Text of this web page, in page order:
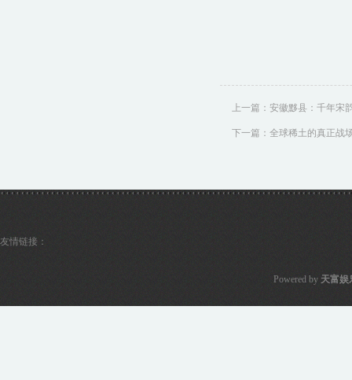
上一篇： 安徽黟县：千年宋
下一篇： 全球稀土的真正战
友情链接：
Powered by 天富娱